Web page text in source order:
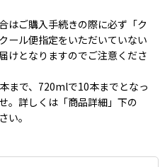
はご購入手続きの際に必ず「ク
ール便指定をいただいていない
けとなりますのでご注意くださ
まで、720mlで10本までとなっ
。詳しくは「商品詳細」下の
い。